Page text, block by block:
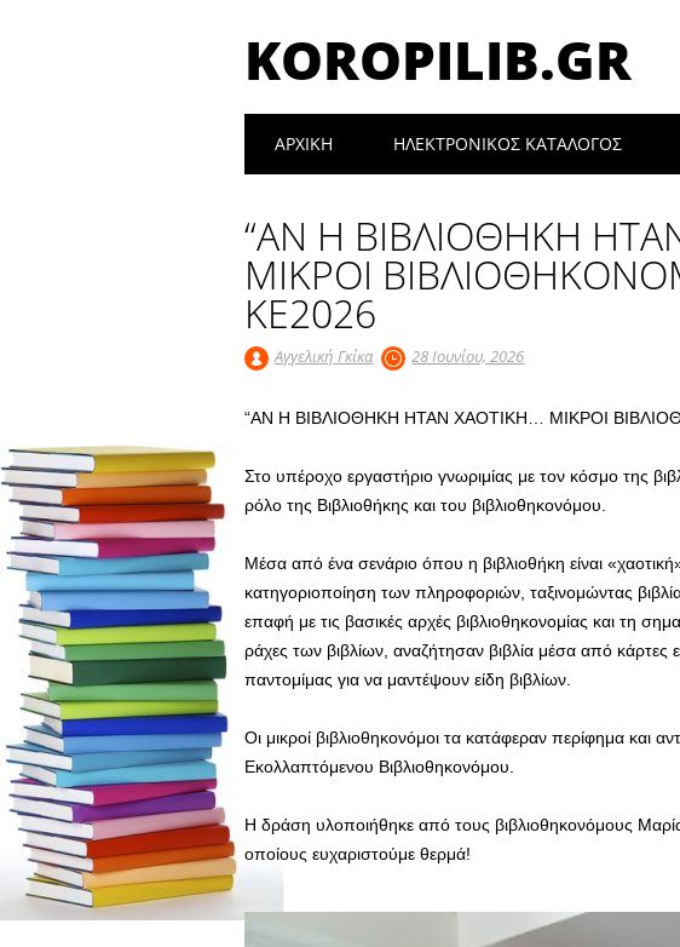
KOROPILIB.GR
Main menu
ΑΡΧΙΚΉ ΗΛΕΚΤΡΟΝΙΚΟΣ ΚΑΤΑΛΟΓΟΣ
“ΑΝ Η ΒΙΒΛΙΟΘΗΚΗ
ΜΙΚΡΟΙ
ΚΕ2026
Αγγελική Γκίκα 28 Ιουνίου, 2026
“ΑΝ Η ΒΙΒΛΙΟΘΗΚΗ ΗΤΑΝ ΧΑΟΤΙΚΗ… ΜΙΚΡΟΙ
Στο υπέροχο εργαστήριο γνωριμίας με τον κόσμο της
ρόλο της Βιβλιοθήκης και του βιβλιοθηκονόμου.
Μέσα από ένα σενάριο όπου η βιβλιοθήκη είναι
κατηγοριοποίηση των πληροφοριών, ταξινομώντας
επαφή με τις βασικές αρχές βιβλιοθηκονομίας και τη
ράχες των βιβλίων, αναζήτησαν βιβλία μέσα από κάρτες
παντομίμας για να μαντέψουν είδη βιβλίων.
Οι μικροί βιβλιοθηκονόμοι τα κατάφεραν περίφημα και
Εκολλαπτόμενου Βιβλιοθηκονόμου.
Η δράση υλοποιήθηκε από τους βιβλιοθηκονόμους
οποίους ευχαριστούμε θερμά!